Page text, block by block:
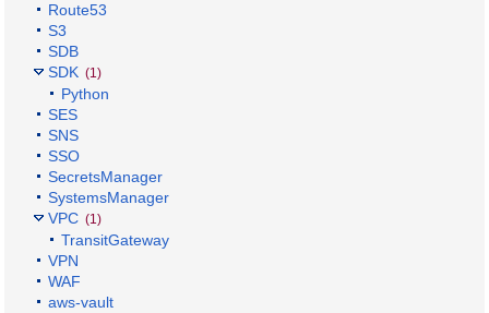
Route53
S3
SDB
SDK (1)
Python
SES
SNS
SSO
SecretsManager
SystemsManager
VPC (1)
TransitGateway
VPN
WAF
aws-vault